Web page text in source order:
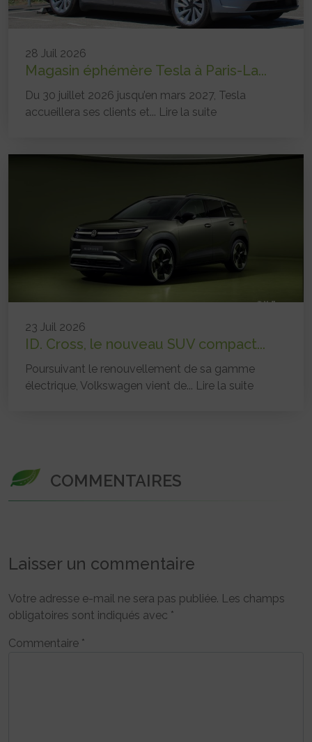
28 Juil 2026
Magasin éphémère Tesla à Paris-La...
Du 30 juillet 2026 jusqu’en mars 2027, Tesla
accueillera ses clients et... Lire la suite
23 Juil 2026
ID. Cross, le nouveau SUV compact...
Poursuivant le renouvellement de sa gamme
électrique, Volkswagen vient de... Lire la suite
COMMENTAIRES
Laisser un commentaire
Votre adresse e-mail ne sera pas publiée. Les champs
obligatoires sont indiqués avec *
Commentaire *